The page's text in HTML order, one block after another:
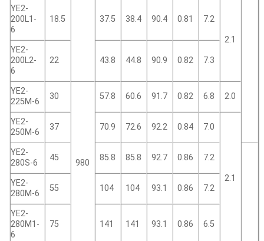
YE2-
200L1-
6
18.5 37.5 38.4 90.4 0.81 7.2
2.1
YE2-
200L2-
6
22 43.8 44.8 90.9 0.82 7.3
YE2-
225M-6
30
980
57.8 60.6 91.7 0.82 6.8 2.0
YE2-
250M-6
37 70.9 72.6 92.2 0.84 7.0
2.1
YE2-
280S-6
45 85.8 85.8 92.7 0.86 7.2
YE2-
280M-6
55 104 104 93.1 0.86 7.2
YE2-
280M1-
6
75 141 141 93.1 0.86 6.5